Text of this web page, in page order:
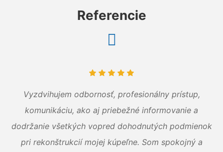
Referencie
Vyzdvihujem odbornosť, profesionálny prístup,
komunikáciu, ako aj priebežné informovanie a
dodržanie všetkých vopred dohodnutých podmienok
pri rekonštrukcií mojej kúpeľne. Som spokojný a